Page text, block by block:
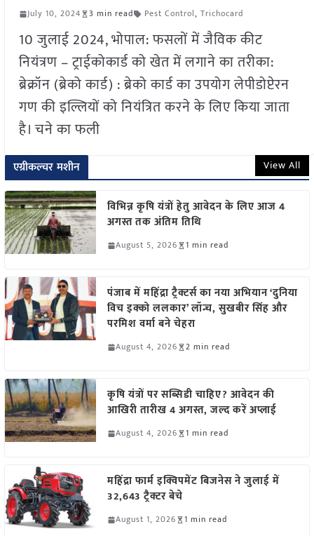
July 10, 2024 3 min read Pest Control, Trichocard
10 जुलाई 2024, भोपाल: फसलों में जैविक कीट
नियंत्रण – ट्राईकोकार्ड को खेत में लगाने का तरीका:
ब्रेक्रॉन (ब्रेको कार्ड) : ब्रेको कार्ड का उपयोग लेपीडोप्टेरन
गण की इल्लियों को नियंत्रित करने के लिए किया जाता
है। चने का फली
एग्रीकल्चर मशीन View All
विभिन्न कृषि यंत्रों हेतु आवेदन के लिए आज 4
अगस्त तक अंतिम तिथि
August 5, 2026 1 min read
पंजाब में महिंद्रा ट्रैक्टर्स का नया अभियान ‘दुनिया
विच इक्को ललकार’ लॉन्च, सुखबीर सिंह और
परमिश वर्मा बने चेहरा
August 4, 2026 2 min read
कृषि यंत्रों पर सब्सिडी चाहिए? आवेदन की
आखिरी तारीख 4 अगस्त, जल्द करें अप्लाई
August 4, 2026 1 min read
महिंद्रा फार्म इक्विपमेंट बिजनेस ने जुलाई में
32,643 ट्रैक्टर बेचे
August 1, 2026 1 min read